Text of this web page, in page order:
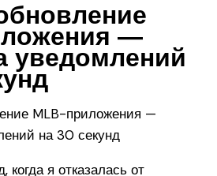
—
уведомлений
когда я отказалась от